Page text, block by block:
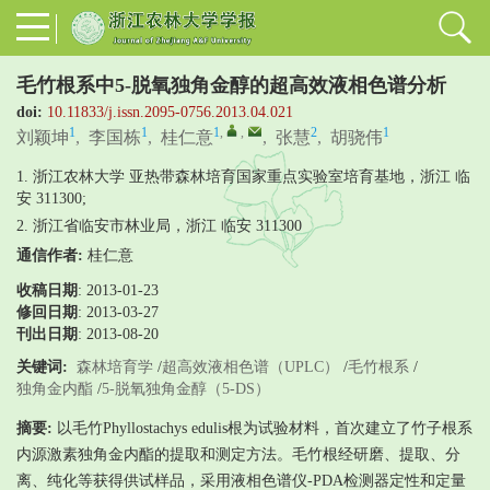
毛竹根系中5-脱氧独角金醇的超高效液相色谱分析
doi: 10.11833/j.issn.2095-0756.2013.04.021
刘颖坤1, 李国栋1, 桂仁意1, , , 张慧2, 胡骁伟1
1. 浙江农林大学 亚热带森林培育国家重点实验室培育基地，浙江 临
安 311300;
2. 浙江省临安市林业局，浙江 临安 311300
通信作者: 桂仁意
收稿日期 : 2013-01-23
修回日期 : 2013-03-27
刊出日期 : 2013-08-20
关键词: 森林培育学 /超高效液相色谱（UPLC） /毛竹根系 /
独角金内酯 /5-脱氧独角金醇（5-DS）
摘要: 以毛竹Phyllostachys edulis根为试验材料，首次建立了竹子根系
内源激素独角金内酯的提取和测定方法。毛竹根经研磨、提取、分
离、纯化等获得供试样品，采用液相色谱仪-PDA检测器定性和定量